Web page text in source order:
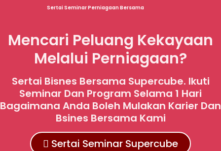
Sertai Seminar Perniagaan Bersama
Mencari Peluang Kekayaan
Melalui Perniagaan?
Sertai Bisnes Bersama Supercube. Ikuti
Seminar Dan Program Selama 1 Hari
Bagaimana Anda Boleh Mulakan Karier Dan
Bsines Bersama Kami
Sertai Seminar Supercube